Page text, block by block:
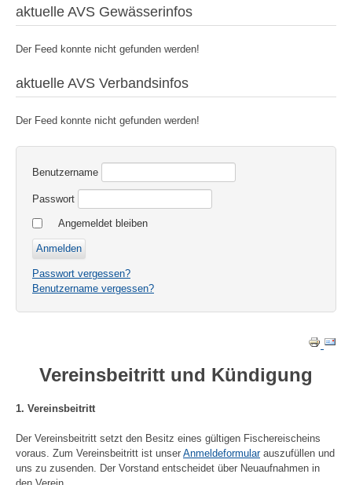
aktuelle AVS Gewässerinfos
Der Feed konnte nicht gefunden werden!
aktuelle AVS Verbandsinfos
Der Feed konnte nicht gefunden werden!
Benutzername
Passwort
Angemeldet bleiben
Passwort vergessen?
Benutzername vergessen?
Vereinsbeitritt und Kündigung
1. Vereinsbeitritt
Der Vereinsbeitritt setzt den Besitz eines gültigen Fischereischeins
voraus. Zum Vereinsbeitritt ist unser Anmeldeformularauszufüllen und
uns zu zusenden. Der Vorstand entscheidet über Neuaufnahmen in